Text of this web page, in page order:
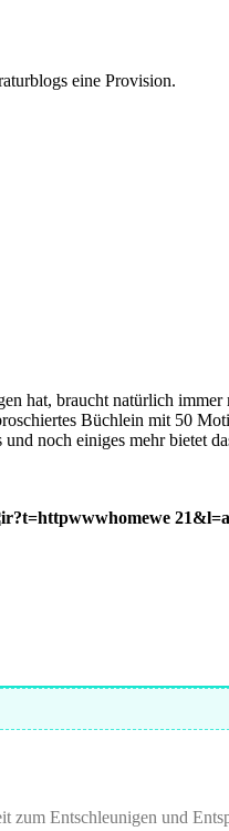
eine Provision.
hat, braucht natürlich
Büchlein mit 50
noch einiges mehr bietet
zum Entschleunigen und